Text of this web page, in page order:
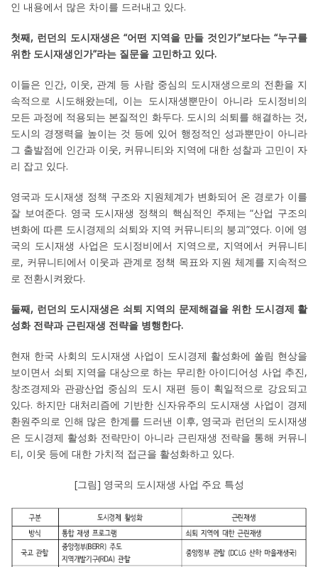
인 내용에서 많은 차이를 드러내고 있다.
첫째, 런던의 도시재생은 “어떤 지역을 만들 것인가”보다는 “누구를
위한 도시재생인가”라는 질문을 고민하고 있다.
이들은 인간, 이웃, 관계 등 사람 중심의 도시재생으로의 전환을 지
속적으로 시도해왔는데, 이는 도시재생뿐만이 아니라 도시정비의
모든 과정에 적용되는 본질적인 화두다. 도시의 쇠퇴를 해결하는 것,
도시의 경쟁력을 높이는 것 등에 있어 행정적인 성과뿐만이 아니라
그 출발점에 인간과 이웃, 커뮤니티와 지역에 대한 성찰과 고민이 자
리 잡고 있다.
영국과 도시재생 정책 구조와 지원체계가 변화되어 온 경로가 이를
잘 보여준다. 영국 도시재생 정책의 핵심적인 주제는 “산업 구조의
변화에 따른 도시경제의 쇠퇴와 지역 커뮤니티의 붕괴”였다. 이에 영
국의 도시재생 사업은 도시정비에서 지역으로, 지역에서 커뮤니티
로, 커뮤니티에서 이웃과 관계로 정책 목표와 지원 체계를 지속적으
로 전환시켜왔다.
둘째, 런던의 도시재생은 쇠퇴 지역의 문제해결을 위한 도시경제 활
성화 전략과 근린재생 전략을 병행한다.
현재 한국 사회의 도시재생 사업이 도시경제 활성화에 쏠림 현상을
보이면서 쇠퇴 지역을 대상으로 하는 무리한 아이디어성 사업 추진,
창조경제와 관광산업 중심의 도시 재편 등이 획일적으로 강요되고
있다. 하지만 대처리즘에 기반한 신자유주의 도시재생 사업이 경제
환원주의로 인해 많은 한계를 드러낸 이후, 영국과 런던의 도시재생
은 도시경제 활성화 전략만이 아니라 근린재생 전략을 통해 커뮤니
티, 이웃 등에 대한 가치적 접근을 활성화하고 있다.
[그림] 영국의 도시재생 사업 주요 특성